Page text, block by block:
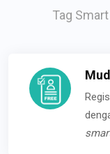
Tag